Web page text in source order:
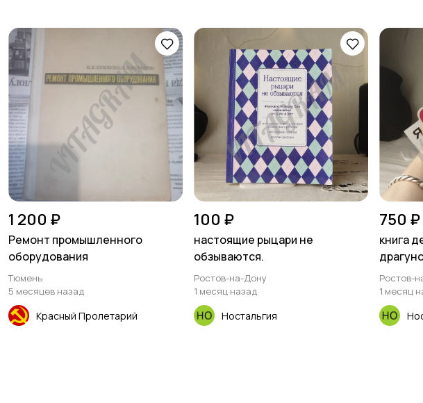
1 200 ₽
Ремонт промышленного
оборудования
Тюмень
5 месяцев назад
Красный Пролетарий
100 ₽
настоящие рыцари не
обзываются.
Ростов-на-Дону
1 месяц назад
Ностальгия
750 ₽
книга
Ростов-
1 месяц